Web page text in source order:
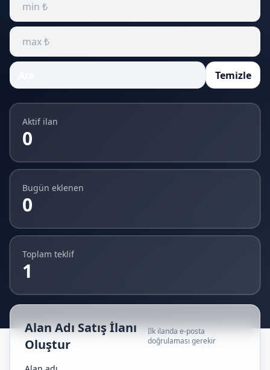
Temizle
Aktif ilan
0
Bugün eklenen
0
Toplam teklif
1
Alan Adı Satış İlanı
Oluştur
İlk ilanda e-posta
doğrulaması gerekir